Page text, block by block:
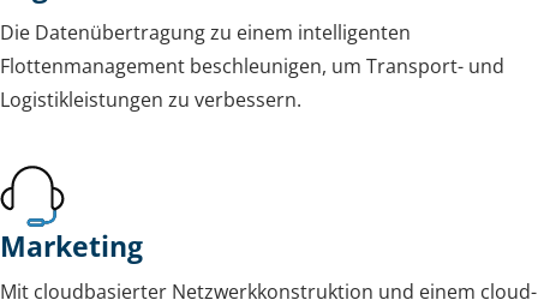
Die Datenübertragung zu einem intelligenten
Flottenmanagement beschleunigen, um Transport- und
Logistikleistungen zu verbessern.
Marketing
Mit cloudbasierter Netzwerkkonstruktion und einem cloud-